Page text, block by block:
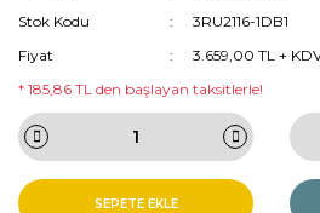
Stok Kodu
3RU2116-1DB1
Fiyat
3.659,00 TL +
* 185,86 TL den başlayan taksitlerle!
SEPETE EKLE